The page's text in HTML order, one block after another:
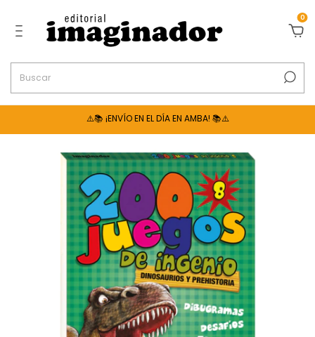
0
⚠️📚 ¡ENVÍO EN EL DÍA EN AMBA! 📚⚠️